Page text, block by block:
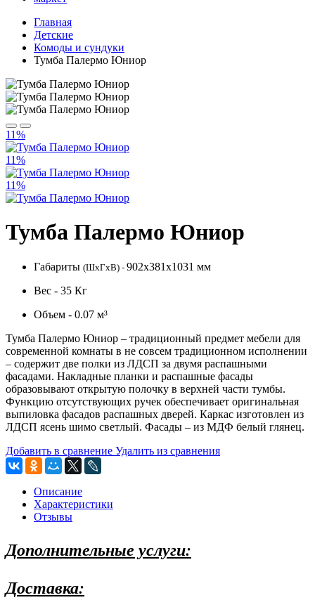
Главная
Детские
Комоды и сундуки
Тумба Палермо Юниор
11%
11%
11%
Тумба Палермо Юниор
Габариты (ШхГхВ) - 902x381x1031 мм
Вес - 35 Кг
Объем - 0.07 м³
Тумба Палермо Юниор – традиционный предмет мебели для
современной комнаты в не совсем традиционном исполнении
– содержит две полки из ЛДСП за двумя распашными
фасадами. Накладные планки и распашные фасады
образовывают открытую полочку в верхней части тумбы.
Функцию отсутствующих ручек обеспечивает оригинальная
выпиловка фасадов распашных дверей. Каркас изготовлен из
ЛДСП ясень шимо светлый. Фасады – из МДФ белый глянец.
Добавить в сравнение Удалить из сравнения
Описание
Характеристики
Отзывы
Дополнительные услуги:
Доставка: